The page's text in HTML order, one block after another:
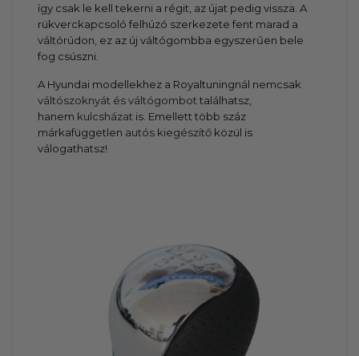
így csak le kell tekerni a régit, az újat pedig vissza. A
rükverckapcsoló felhúzó szerkezete fent marad a
váltórúdon, ez az új váltógombba egyszerűen bele
fog csúszni.
A Hyundai modellekhez a Royaltuningnál nemcsak
váltószoknyát és váltógombot találhatsz,
hanem kulcsházat is. Emellett több száz
márkafüggetlen autós kiegészítő közül is
válogathatsz!